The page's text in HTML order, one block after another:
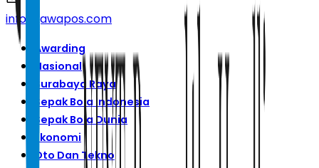
info@jawapos.com
Awarding
Nasional
Surabaya Raya
Sepak Bola Indonesia
Sepak Bola Dunia
Ekonomi
Oto Dan Tekno